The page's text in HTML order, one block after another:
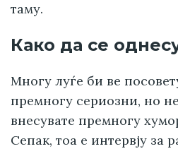
таму.
Како да се
Многу луѓе би ве
премногу сериозни, но
внесувате премногу
Сепак, тоа е интервју за